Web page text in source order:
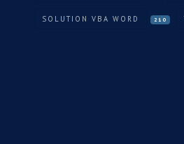
SOLUTION VBA WORD 210